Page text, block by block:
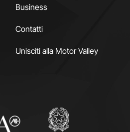
Business
Contatti
Unisciti alla Motor Valley